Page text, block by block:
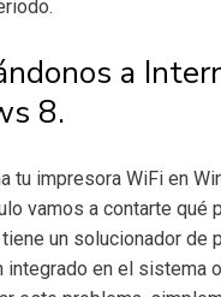
a
8.
tu impresora WiFi en
vamos a contarte qué
un solucionador de
integrado en el sistema